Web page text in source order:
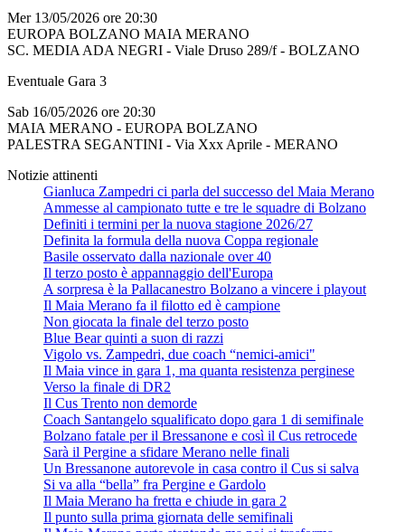
Mer 13/05/2026 ore 20:30
EUROPA BOLZANO MAIA MERANO
SC. MEDIA ADA NEGRI - Viale Druso 289/f - BOLZANO
Eventuale Gara 3
Sab 16/05/2026 ore 20:30
MAIA MERANO - EUROPA BOLZANO
PALESTRA SEGANTINI - Via Xxx Aprile - MERANO
Notizie attinenti
Gianluca Zampedri ci parla del successo del Maia Merano
Ammesse al campionato tutte e tre le squadre di Bolzano
Definiti i termini per la nuova stagione 2026/27
Definita la formula della nuova Coppa regionale
Basile osservato dalla nazionale over 40
Il terzo posto è appannaggio dell'Europa
A sorpresa è la Pallacanestro Bolzano a vincere i playout
Il Maia Merano fa il filotto ed è campione
Non giocata la finale del terzo posto
Blue Bear quinti a suon di razzi
Vigolo vs. Zampedri, due coach “nemici-amici"
Il Maia vince in gara 1, ma quanta resistenza perginese
Verso la finale di DR2
Il Cus Trento non demorde
Coach Santangelo squalificato dopo gara 1 di semifinale
Bolzano fatale per il Bressanone e così il Cus retrocede
Sarà il Pergine a sfidare Merano nelle finali
Un Bressanone autorevole in casa contro il Cus si salva
Si va alla “bella” fra Pergine e Gardolo
Il Maia Merano ha fretta e chiude in gara 2
Il punto sulla prima giornata delle semifinali